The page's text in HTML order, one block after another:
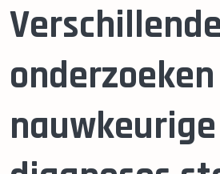
Verschillende
nauwkeurige